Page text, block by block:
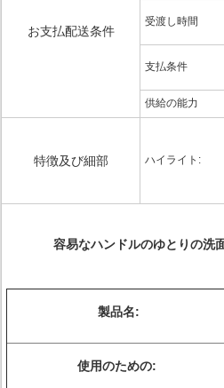
お支払配送条件
受渡し時間
支払条件
供給の能力
特徴及び細部 ハイライト:
容易なハンドルのゆとりの洗
製品名:
使用のための: